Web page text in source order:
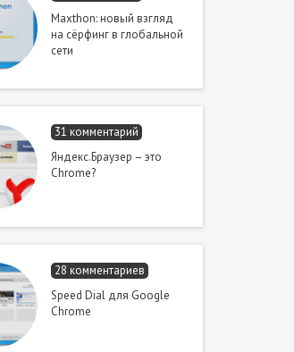
Maxthon: новый взгляд
на сёрфинг в глобальной
сети
31 комментарий
Яндекс.Браузер – это
Chrome?
28 комментариев
Speed Dial для Google
Chrome